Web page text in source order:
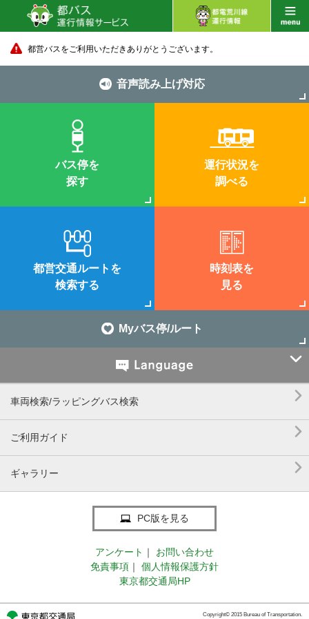
都営バスをご利用いただきありがとうございます。
音声読み上げ対応
バス停を
探す
運行状況を
調べる
都営交通ルートを
検索する
時刻表を
見る
Myバス停/ルート

車両検索/ラッピングバス検索 
ご利用ガイド 
ギャラリー 
PC版を見る
アンケート ｜
お問い合わせ
免責事項 ｜
個人情報保護方針
東京都交通局HP
Copyright© 2015 Bureau of Transportation.